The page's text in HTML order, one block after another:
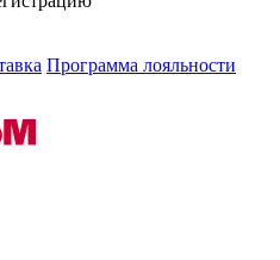
Программа лояльности